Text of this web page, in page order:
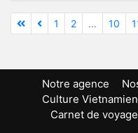
1 2 ... 10
Notre agence
Culture
Carnet de voyage